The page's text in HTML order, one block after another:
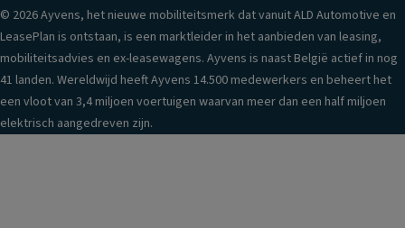
© 2026 Ayvens, het nieuwe mobiliteitsmerk dat vanuit ALD Automotive en
LeasePlan is ontstaan, is een marktleider in het aanbieden van leasing,
mobiliteitsadvies en ex-leasewagens. Ayvens is naast België actief in nog
41 landen. Wereldwijd heeft Ayvens 14.500 medewerkers en beheert het
een vloot van 3,4 miljoen voertuigen waarvan meer dan een half miljoen
elektrisch aangedreven zijn.